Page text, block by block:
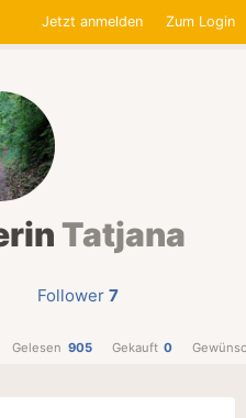
Jetzt anmelden Zum Login
Tatjana
Follower 7
Gelesen 905 Gekauft 0